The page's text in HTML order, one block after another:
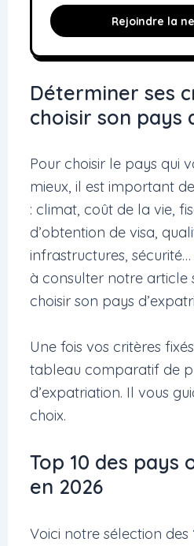
m
a
i
l
Rejoindre la
Déterminer ses
choisir son pays
Pour choisir le pays qui
mieux, il est important
: climat, coût de la vie,
d’obtention de visa,
infrastructures,
à consulter notre article
choisir son pays
Une fois vos critères
tableau comparatif de
d’expatriation. Il vous
choix.
Top 10 des pays
en 2026
Voici notre sélection des